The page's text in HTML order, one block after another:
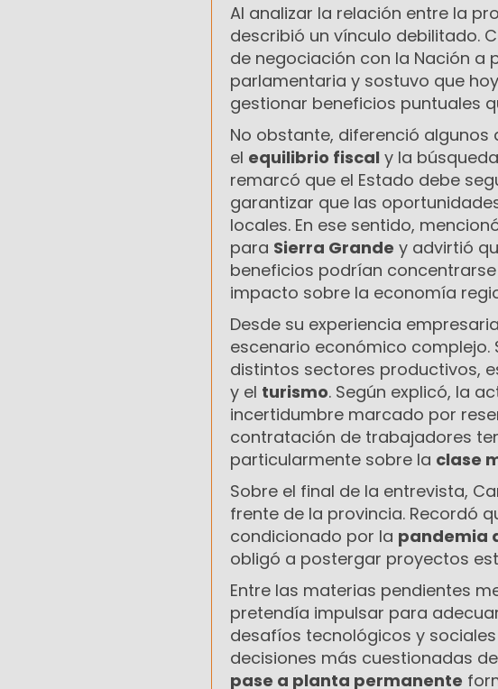
Al analizar la relación entre la
describió un vínculo debilitado.
de negociación con la Nación a
parlamentaria y sostuvo que
gestionar beneficios puntuales
No obstante, diferenció algunos
el equilibrio fiscal y la
remarcó que el Estado debe
garantizar que las
locales. En ese sentido,
para Sierra Grande y advirtió
beneficios podrían
impacto sobre la economía
Desde su experiencia
escenario económico complejo.
distintos sectores productivos,
y el turismo. Según explicó, la
incertidumbre marcado por
contratación de trabajadores
particularmente sobre la clase
Sobre el final de la entrevista,
frente de la provincia. Recordó
condicionado por la pandemia
obligó a postergar proyectos
Entre las materias pendientes
pretendía impulsar para
desafíos tecnológicos y
decisiones más cuestionadas
pase a planta permanente